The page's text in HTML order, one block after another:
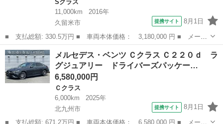
Sクラス
11,000km
2016年
久留米市
提携サイト 8月1日
■ 支払総額: 330.5万円 ■ 車両本体価格： 3,180,000 円 ■ メーカ
ー名： メルセデス・ベンツ ■ 車種名： Ｓクラス ■ グレード
名： Ｓ４００ｈ ＡＭＧライン サンルーフ キーレス フルセ
グ ナビ＆Ｔ...
福岡 久留米市 Sクラス
メルセデス・ベンツ Ｃクラス Ｃ２２０ｄ ラ
グジュアリー ドライバーズパッケー…
6,580,000円
Ｃクラス
6,000km
2025年
北九州市
提携サイト 8月1日
■ 支払総額: 671.2万円 ■ 車両本体価格： 6,580,000 円 ■ メーカ